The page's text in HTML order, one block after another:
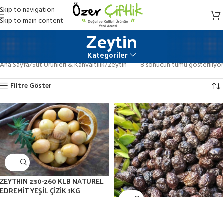
Skip to navigation
Skip to main content
Zeytin
Kategoriler
Ana Sayfa Süt Ürünleri & Kahvaltılık Zeytin
8 sonucun tümü gösteriliyor
Filtre Göster
ZEYTHIN 230-260 KLB NATUREL
EDREMİT YEŞİL ÇİZİK 1KG